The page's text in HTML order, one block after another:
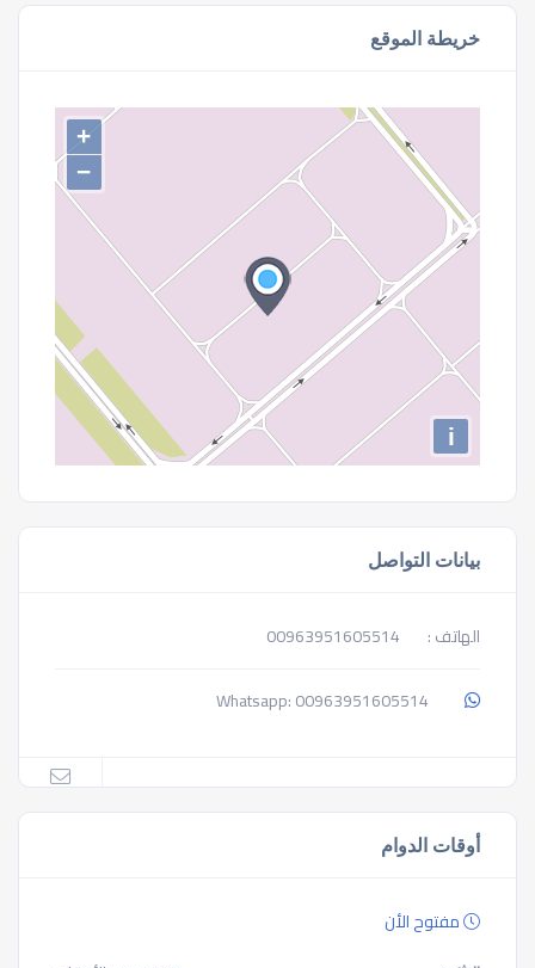
خريطة الموقع
+
−
i
بيانات التواصل
الهاتف : 00963951605514
00963951605514
أوقات الدوام
مفتوح الأن